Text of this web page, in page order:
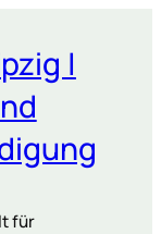
|
für